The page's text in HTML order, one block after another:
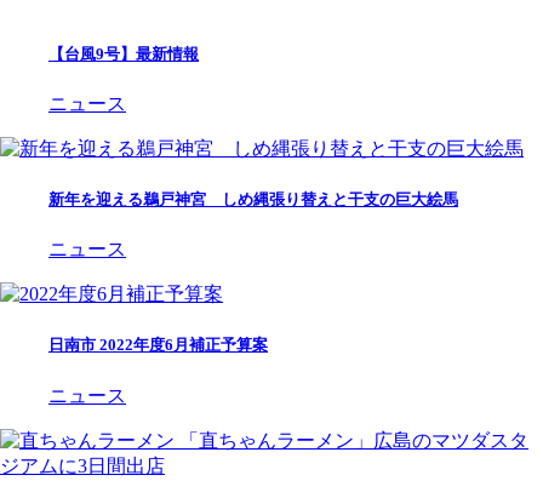
【台風9号】最新情報
ニュース
新年を迎える鵜戸神宮 しめ縄張り替えと干支の巨大絵馬
ニュース
日南市 2022年度6月補正予算案
ニュース
「直ちゃんラーメン」広島のマツダスタ
ジアムに3日間出店